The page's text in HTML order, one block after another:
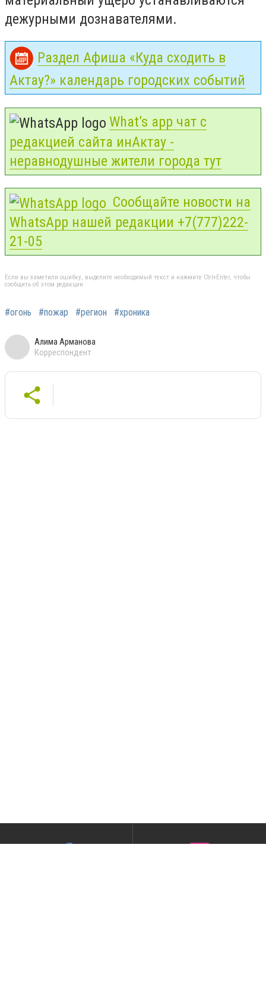
дежурными дознавателями.
Раздел Афиша «Куда сходить в
Актау?» календарь городских событий
What’s app чат с
редакцией сайта инАктау -
неравнодушные жители города тут
Сообщайте новости на
WhatsApp нашей редакции +7(777)222-
21-05
Если вы заметили ошибку, выделите необходимый текст и нажмите Ctrl+Enter, чтобы
сообщить об этом редакции
#огонь #пожар #регион #хроника
Алима Арманова
Корреспондент